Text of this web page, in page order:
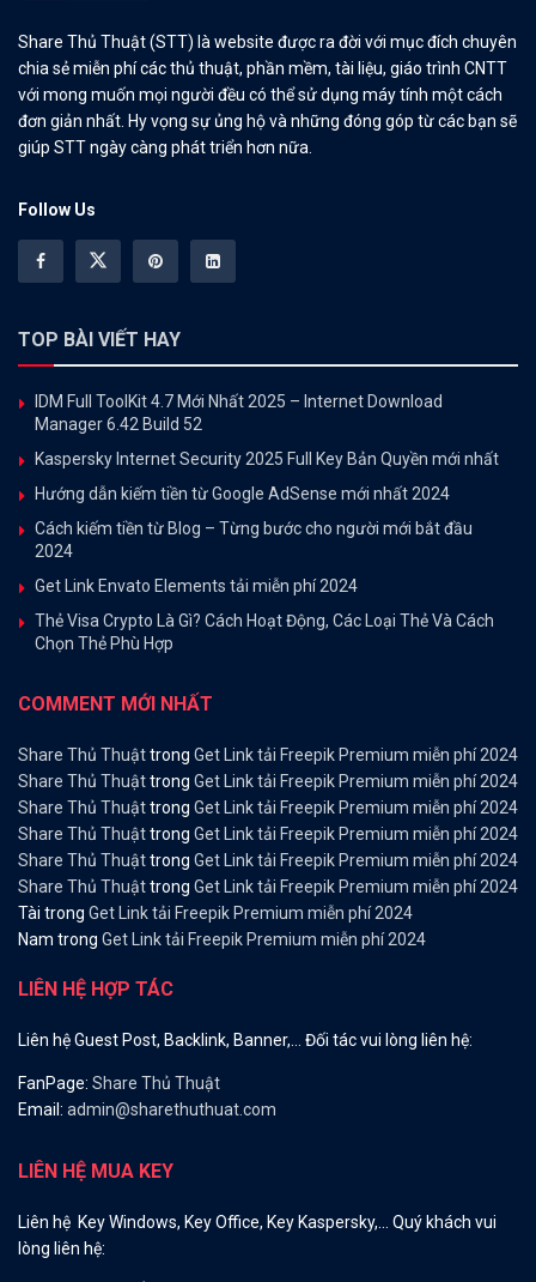
Share Thủ Thuật (STT) là website được ra đời với mục đích chuyên
chia sẻ miễn phí các thủ thuật, phần mềm, tài liệu, giáo trình CNTT
với mong muốn mọi người đều có thể sử dụng máy tính một cách
đơn giản nhất. Hy vọng sự ủng hộ và những đóng góp từ các bạn sẽ
giúp STT ngày càng phát triển hơn nữa.
Follow Us
TOP BÀI VIẾT HAY
IDM Full ToolKit 4.7 Mới Nhất 2025 – Internet Download
Manager 6.42 Build 52
Kaspersky Internet Security 2025 Full Key Bản Quyền mới nhất
Hướng dẫn kiếm tiền từ Google AdSense mới nhất 2024
Cách kiếm tiền từ Blog – Từng bước cho người mới bắt đầu
2024
Get Link Envato Elements tải miễn phí 2024
Thẻ Visa Crypto Là Gì? Cách Hoạt Động, Các Loại Thẻ Và Cách
Chọn Thẻ Phù Hợp
COMMENT MỚI NHẤT
Share Thủ Thuậttrong Get Link tải Freepik Premium miễn phí 2024
Share Thủ Thuậttrong Get Link tải Freepik Premium miễn phí 2024
Share Thủ Thuậttrong Get Link tải Freepik Premium miễn phí 2024
Share Thủ Thuậttrong Get Link tải Freepik Premium miễn phí 2024
Share Thủ Thuậttrong Get Link tải Freepik Premium miễn phí 2024
Share Thủ Thuậttrong Get Link tải Freepik Premium miễn phí 2024
Tài trong Get Link tải Freepik Premium miễn phí 2024
Nam trong Get Link tải Freepik Premium miễn phí 2024
LIÊN HỆ HỢP TÁC
Liên hệ Guest Post, Backlink, Banner,… Đối tác vui lòng liên hệ:
FanPage: Share Thủ Thuật
Email: admin@sharethuthuat.com
LIÊN HỆ MUA KEY
Liên hệ Key Windows, Key Office, Key Kaspersky,… Quý khách vui
lòng liên hệ: